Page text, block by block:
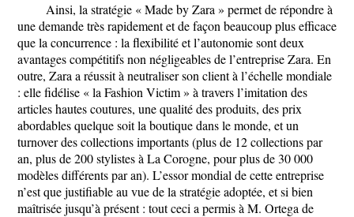
Ainsi, la stratégie « Made by Zara » permet de répondre à
une demande très rapidement et de façon beaucoup plus efficace
que la concurrence : la flexibilité et l’autonomie sont deux
avantages compétitifs non négligeables de l’entreprise Zara. En
outre, Zara a réussit à neutraliser son client à l’échelle mondiale
: elle fidélise « la Fashion Victim » à travers l’imitation des
articles hautes coutures, une qualité des produits, des prix
abordables quelque soit la boutique dans le monde, et un
turnover des collections importants (plus de 12 collections par
an, plus de 200 stylistes à La Corogne, pour plus de 30 000
modèles différents par an). L’essor mondial de cette entreprise
n’est que justifiable au vue de la stratégie adoptée, et si bien
maîtrisée jusqu’à présent : tout ceci a permis à M. Ortega de